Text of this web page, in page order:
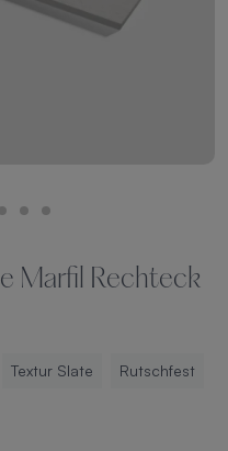
Marfil Rechteck
Textur Slate Rutschfest